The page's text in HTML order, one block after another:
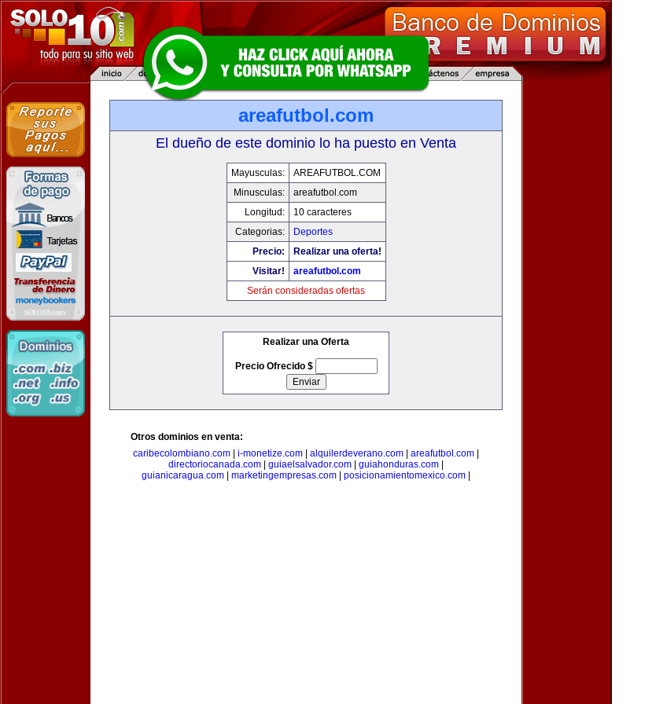
areafutbol.com
El dueño de este dominio lo ha puesto en Venta
Mayusculas:
AREAFUTBOL.COM
Minusculas:
areafutbol.com
Longitud:
10 caracteres
Categorias:
Deportes
Precio:
Realizar una oferta!
Visitar!
areafutbol.com
Serán consideradas ofertas
Realizar una Oferta
Precio Ofrecido $
Otros dominios en venta:
caribecolombiano.com
i-monetize.com alquilerdeverano.com areafutbol.com
directoriocanada.com
guiaelsalvador.com guiahonduras.com
guianicaragua.com
marketingempresas.com posicionamientomexico.com